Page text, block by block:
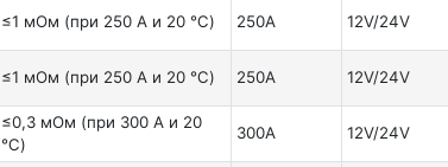
≤1 мОм (при 250 А и 20 ℃) 250A 12V/24V
≤1 мОм (при 250 А и 20 ℃) 250A 12V/24V
≤0,3 мОм (при 300 А и 20
℃)
300A 12V/24V